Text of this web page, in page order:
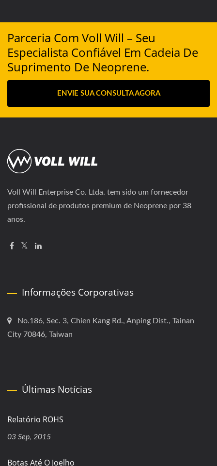
Parceria Com Voll Will – Seu
Especialista Confiável Em Cadeia De
Suprimento De Neoprene.
ENVIE SUA CONSULTA AGORA
Voll Will Enterprise Co. Ltda. tem sido um fornecedor
profissional de produtos premium de Neoprene por 38
anos.
Informações Corporativas
No.186, Sec. 3, Chien Kang Rd., Anping Dist., Tainan
City 70846, Taiwan
Últimas Notícias
Relatório ROHS
03 Sep, 2015
Botas Até O Joelho